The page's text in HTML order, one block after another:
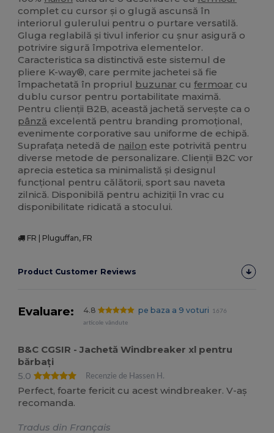
complet cu cursor și o glugă ascunsă în
interiorul gulerului pentru o purtare versatilă.
Gluga reglabilă și tivul inferior cu șnur asigură o
potrivire sigură împotriva elementelor.
Caracteristica sa distinctivă este sistemul de
pliere K-way®, care permite jachetei să fie
împachetată în propriul buzunar cufermoar cu
dublu cursor pentru portabilitate maximă.
Pentru clienții B2B, această jachetă servește ca o
pânză excelentă pentru branding promoțional,
evenimente corporative sau uniforme de echipă.
Suprafața netedă de nailon este potrivită pentru
diverse metode de personalizare. Clienții B2C vor
aprecia estetica sa minimalistă și designul
funcțional pentru călătorii, sport sau naveta
zilnică. Disponibilă pentru achiziții în vrac cu
disponibilitate ridicată a stocului.
FR | Pluguffan, FR
Product Customer Reviews
Evaluare: 4.8 pe baza a 9 voturi
1676
articole vândute
B&C CGSIR - Jachetă Windbreaker xl pentru
bărbați
5.0
Recenzie de Hassen H.
Perfect, foarte fericit cu acest windbreaker. V-aș
recomanda.
Tradus din Français